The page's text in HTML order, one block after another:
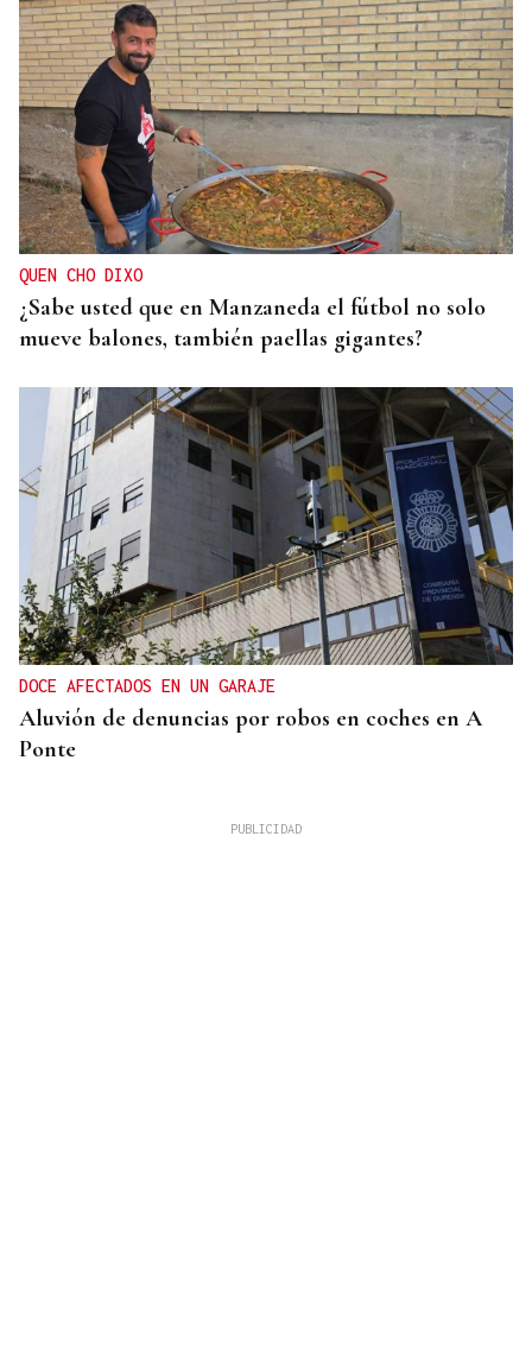
QUEN CHO DIXO
¿Sabe usted que en Manzaneda el fútbol no solo
mueve balones, también paellas gigantes?
DOCE AFECTADOS EN UN GARAJE
Aluvión de denuncias por robos en coches en A
Ponte